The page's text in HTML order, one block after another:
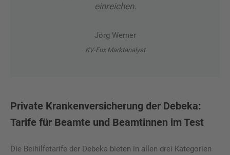
einreichen.
Jörg Werner
KV-Fux Marktanalyst
Private Krankenversicherung der Debeka:
Tarife für Beamte und Beamtinnen im Test
Die Beihilfetarife der Debeka bieten in allen drei Kategorien